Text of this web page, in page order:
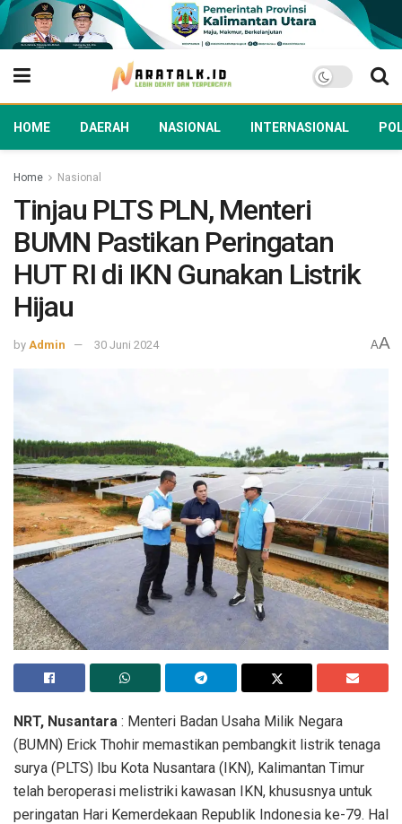
HOME DAERAH NASIONAL INTERNASIONAL
Home Nasional
Tinjau PLTS PLN, Menteri
BUMN Pastikan Peringatan
HUT RI di IKN Gunakan Listrik
Hijau
by Admin 30 Juni 2024 AA
NRT, Nusantara : Menteri Badan Usaha Milik Negara
(BUMN) Erick Thohir memastikan pembangkit listrik tenaga
surya (PLTS) Ibu Kota Nusantara (IKN), Kalimantan Timur
telah beroperasi melistriki kawasan IKN, khususnya untuk
peringatan Hari Kemerdekaan Republik Indonesia ke-79. Hal